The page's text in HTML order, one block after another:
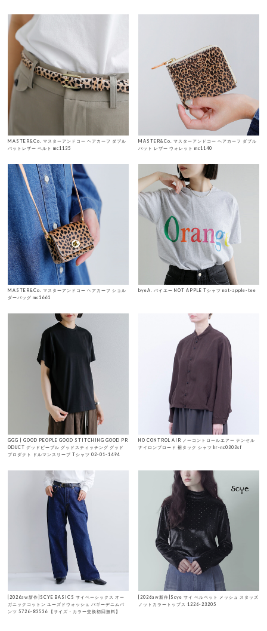
MASTER&Co. マスターアンドコー ヘアカーフ ダブル
バットレザー ベルト mc1135
MASTER&Co. マスターアンドコー ヘアカーフ ダブル
バット レザー ウォレット mc1140
MASTER&Co. マスターアンドコー ヘアカーフ ショル
ダーバッグ mc1661
byeA. バイエー NOT APPLE Tシャツ not-apple-tee
GGG | GOOD PEOPLE GOOD STITCHING GOOD PR
ODUCT グッドピープル グッドスティッチング グッド
プロダクト ドルマンスリーブ Tシャツ 02-01-1494
NO CONTROL AIR ノーコントロールエアー テンセル
ナイロンブロード 裾タック シャツ hr-nc0303sf
[2026aw新作]SCYE BASICS サイベーシックス オー
ガニックコットン ユーズドウォッシュ バギーデニムパ
ンツ 5726-83536 【サイズ・カラー交換初回無料】
[2026aw新作]Scye サイ ベルベット メッシュ スタッズ
ノットカラートップス 1226-23205